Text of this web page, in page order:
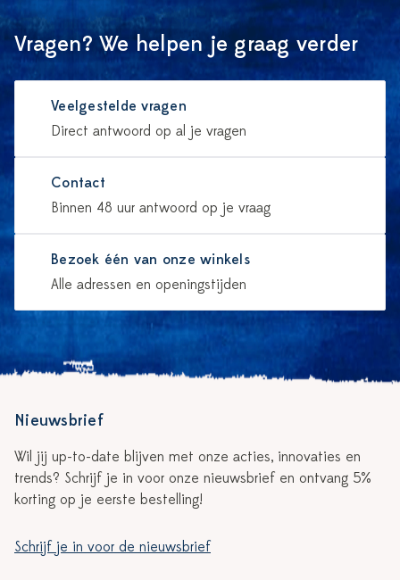
Vragen? We helpen je graag verder
Veelgestelde vragen
Direct antwoord op al je vragen
Contact
Binnen 48 uur antwoord op je vraag
Bezoek één van onze winkels
Alle adressen en openingstijden
Nieuwsbrief
Wil jij up-to-date blijven met onze acties, innovaties en
trends? Schrijf je in voor onze nieuwsbrief en ontvang 5%
korting op je eerste bestelling!
Schrijf je in voor de nieuwsbrief